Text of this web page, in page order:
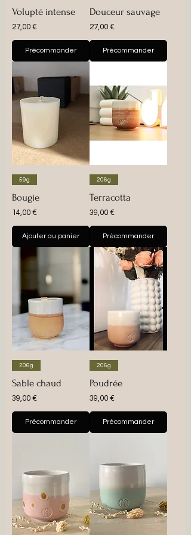
Volupté intense
Prix
27,00 €
Précommander
Douceur sauvage
Prix
27,00 €
Précommander
59g
Bougie
Prix
14,00 €
Ajouter au panier
206g
Terracotta
Prix
39,00 €
Précommander
206g
Sable chaud
Prix
39,00 €
Précommander
206g
Poudrée
Prix
39,00 €
Précommander